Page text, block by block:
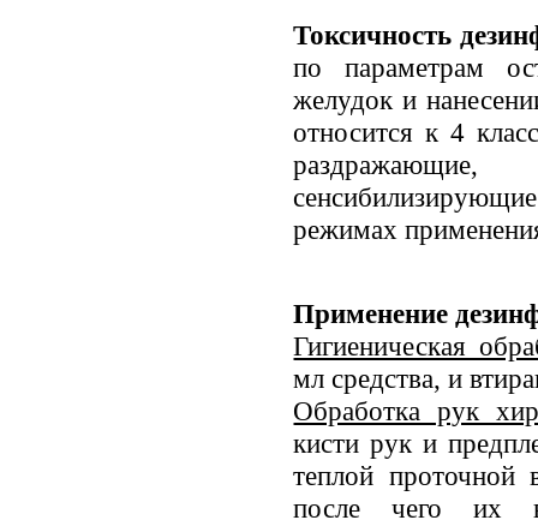
Токсичность
по параметрам
желудок и
относится к 4
режимах
Применение
Гигиеническая
мл средства, и
Обработка рук
кисти рук и
теплой
после чего их